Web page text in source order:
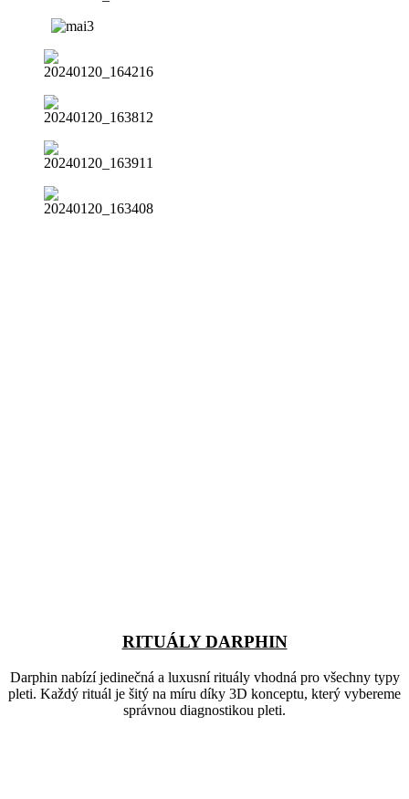
RITUÁLY DARPHIN
Darphin nabízí jedinečná a luxusní rituály vhodná pro všechny typy
pleti. Každý rituál je šitý na míru díky 3D konceptu, který vybereme
správnou diagnostikou pleti.